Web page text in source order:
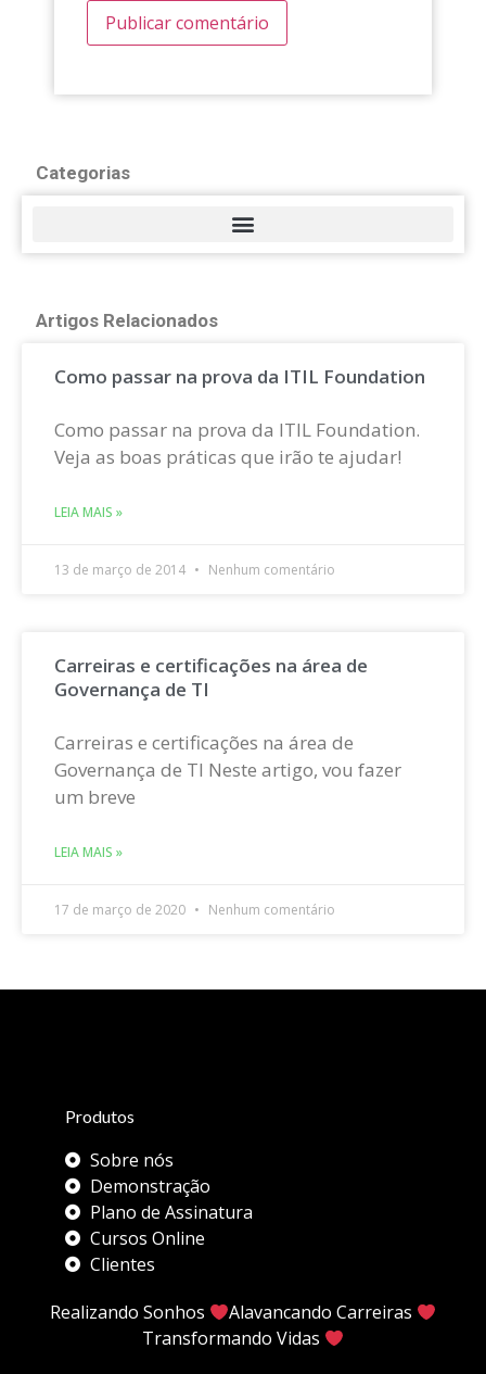
Categorias
Artigos Relacionados
Como passar na prova da ITIL Foundation
Como passar na prova da ITIL Foundation.
Veja as boas práticas que irão te ajudar!
LEIA MAIS »
13 de março de 2014 Nenhum comentário
Carreiras e certificações na área de
Governança de TI
Carreiras e certificações na área de
Governança de TI Neste artigo, vou fazer
um breve
LEIA MAIS »
17 de março de 2020 Nenhum comentário
Produtos
Sobre nós
Demonstração
Plano de Assinatura
Cursos Online
Clientes
Realizando Sonhos
Alavancando Carreiras
Transformando Vidas